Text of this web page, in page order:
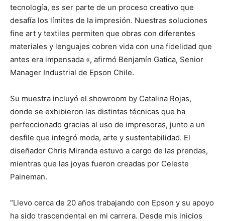
tecnología, es ser parte de un proceso creativo que
desafía los límites de la impresión. Nuestras soluciones
fine art y textiles permiten que obras con diferentes
materiales y lenguajes cobren vida con una fidelidad que
antes era impensada «, afirmó Benjamín Gatica, Senior
Manager Industrial de Epson Chile.
Su muestra incluyó el showroom by Catalina Rojas,
donde se exhibieron las distintas técnicas que ha
perfeccionado gracias al uso de impresoras, junto a un
desfile que integró moda, arte y sustentabilidad. El
diseñador Chris Miranda estuvo a cargo de las prendas,
mientras que las joyas fueron creadas por Celeste
Paineman.
“Llevo cerca de 20 años trabajando con Epson y su apoyo
ha sido trascendental en mi carrera. Desde mis inicios